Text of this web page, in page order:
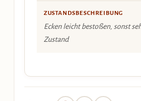
ZUSTANDSBESCHREIBUNG
Ecken leicht bestoßen, sonst
Zustand